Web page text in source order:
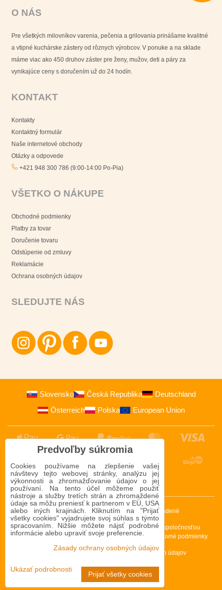
O NÁS
Pre všetkých milovníkov varenia, pečenia a grilovania prinášame kvalitné
a vtipné kuchárske zástery od rôznych výrobcov. V ponuke a na sklade
máme viac ako 450 druhov záster pre ženy, mužov, deti a páry za
vynikajúce ceny s doručením už do 24 hodín.
KONTAKT
Kontakty
Kontaktný formulár
Naše internetové obchody
Otázky a odpovede
+421 948 300 786 (9:00-14:00 Po-Pia)
VŠETKO O NÁKUPE
Obchodné podmienky
Platby za tovar
Doručenie tovaru
Odstúpenie od zmluvy
Reklamácie
Ochrana osobných údajov
SLEDUJTE NÁS
Slovensko Česká Republika
Deutschland
Österreich
Polska European Union
2009-2026 © Bomba s.r.o.Všetky práva vyhradené
Táto stránka je chránená programom reCAPTCHA a spoločnosťou
Google. PlatiaPravidlá ochrany osobných údajov Zmluvné podmienky.
Predvoľby súkromia
Zásady ochrany osobných údajov
Vytvorené pomocou:BiznisWeb.sk
Predvoľby súkromia
Cookies používame na zlepšenie vašej
návštevy tejto webovej stránky, analýzu jej
výkonnosti a zhromažďovanie údajov o jej
používaní. Na tento účel môžeme použiť
nástroje a služby tretích strán a zhromaždené
údaje sa môžu preniesť k partnerom v EÚ, USA
alebo iných krajinách. Kliknutím na "Prijať
všetky cookies" vyjadrujete svoj súhlas s týmto
spracovaním. Nižšie môžete nájsť podrobné
informácie alebo upraviť svoje preferencie.
Zásady ochrany osobných údajov
Ukázať podrobnosti
Prijať všetky cookies